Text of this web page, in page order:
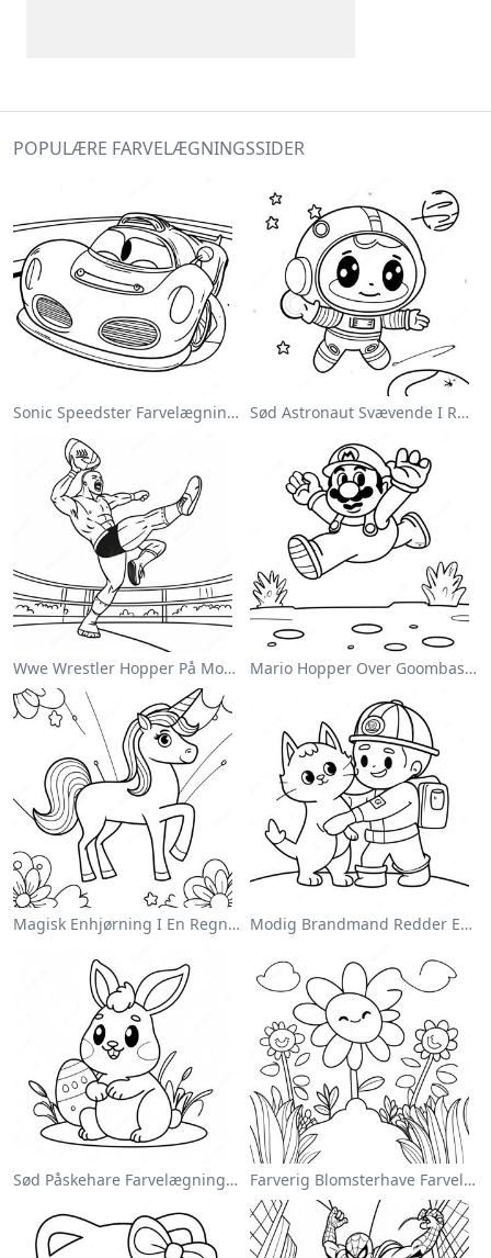
POPULÆRE FARVELÆGNINGSSIDER
Sonic Speedster Farvelægningsside Sød Astronaut Svævende I Rummet Farvelægningsside
Wwe Wrestler Hopper På Modstander Farvelægningsside Mario Hopper Over Goombas Farvelægningsside
Magisk Enhjørning I En Regnbue Farvelægningsside Modig Brandmand Redder En Kat Farvelægningsside
Sød Påskehare Farvelægningsside Farverig Blomsterhave Farvelægningsside